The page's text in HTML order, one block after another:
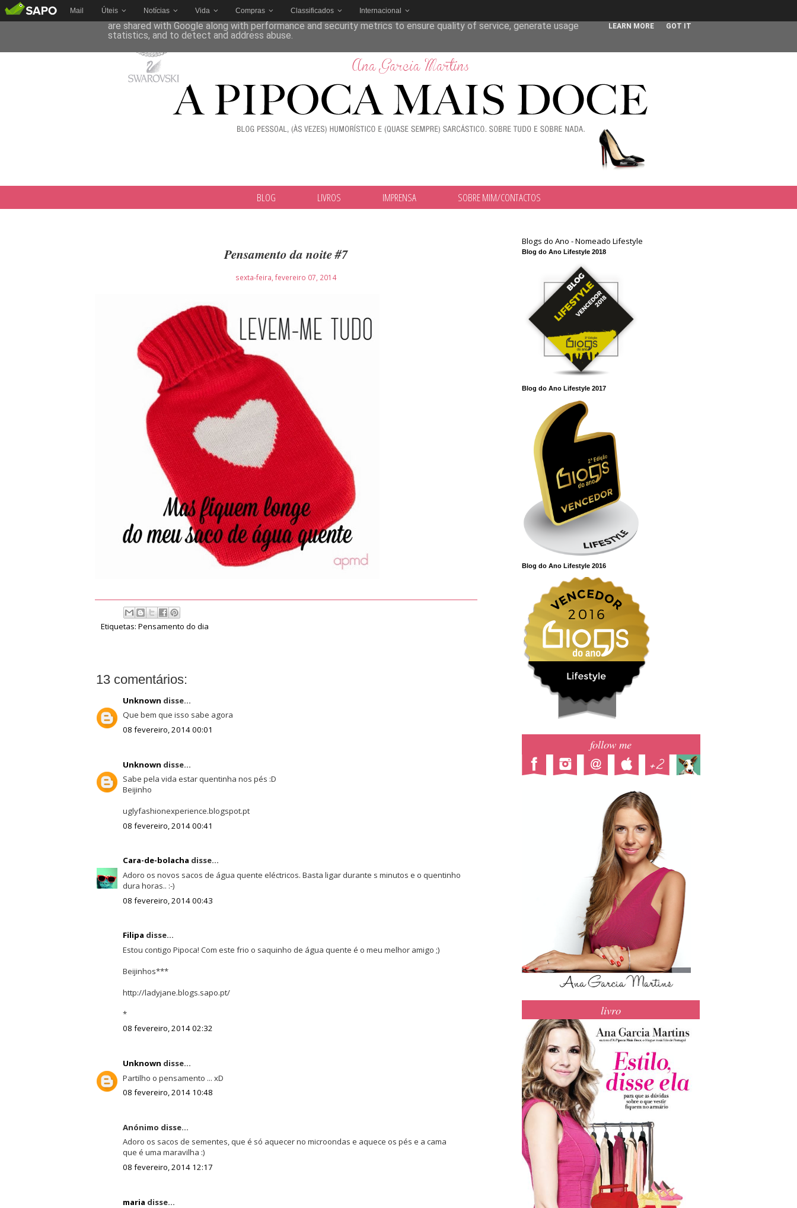
Mail Úteis Notícias Vida Compras Classificados Internacional
BLOG LIVROS IMPRENSA SOBRE MIM/CONTACTOS
Pensamento da noite #7
sexta-feira, fevereiro 07, 2014
Etiquetas: Pensamento do dia
13 comentários:
Unknown disse...
Que bem que isso sabe agora
08 fevereiro, 2014 00:01
Unknown disse...
Sabe pela vida estar quentinha nos pés :D
Beijinho
uglyfashionexperience.blogspot.pt
08 fevereiro, 2014 00:41
Cara-de-bolacha disse...
Adoro os novos sacos de água quente eléctricos. Basta ligar durante s minutos e o quentinho
dura horas.. :-)
08 fevereiro, 2014 00:43
Filipa disse...
Estou contigo Pipoca! Com este frio o saquinho de água quente é o meu melhor amigo ;)
Beijinhos***
http://ladyjane.blogs.sapo.pt/
*
08 fevereiro, 2014 02:32
Unknown disse...
Partilho o pensamento ... xD
08 fevereiro, 2014 10:48
Anónimo disse...
Adoro os sacos de sementes, que é só aquecer no microondas e aquece os pés e a cama
que é uma maravilha :)
08 fevereiro, 2014 12:17
maria disse...
Blogs do Ano - Nomeado Lifestyle
Blog do Ano Lifestyle 2018
Blog do Ano Lifestyle 2017
Blog do Ano Lifestyle 2016
follow me
livro
This site uses cookies from Google to deliver its services and to analyze traffic. Your IP address and user-agent
are shared with Google along with performance and security metrics to ensure quality of service, generate usage
statistics, and to detect and address abuse.
LEARN MORE GOT IT